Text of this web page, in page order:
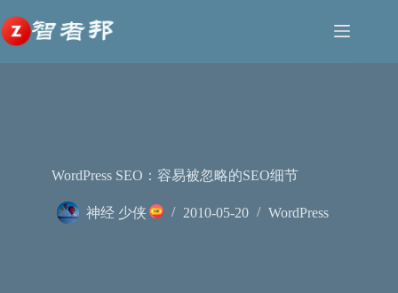
至
内
容
WordPress SEO：容易被忽略的SEO细节
神经 少侠 2010-05-20 WordPress